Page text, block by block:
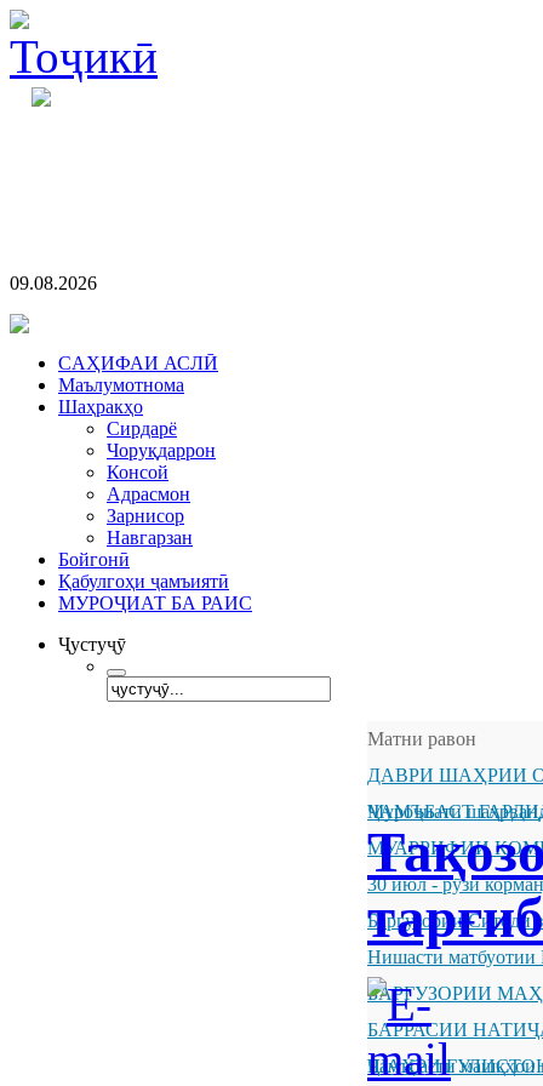
09.08.2026
CАҲИФАИ АСЛӢ
Маълумотнома
Шаҳракҳо
Сирдарё
Чоруқдаррон
Консой
Адрасмон
Зарнисор
Навгарзан
Бойгонӣ
Қабулгоҳи ҷамъиятӣ
МУРОҶИАТ БА РАИС
Ҷустуҷӯ
Матни равон
ДАВРИ ШАҲРИИ
ҶАМЪБАСТ
Муроҷиати
МУАРРИФИИ
30 июл - рӯзи
Баргузории Ситоди
Нишасти матбуотии
БАРГУЗОРИИ
БАРРАСИИ
ШАҲРИ
Ҷамъбасти машқҳои